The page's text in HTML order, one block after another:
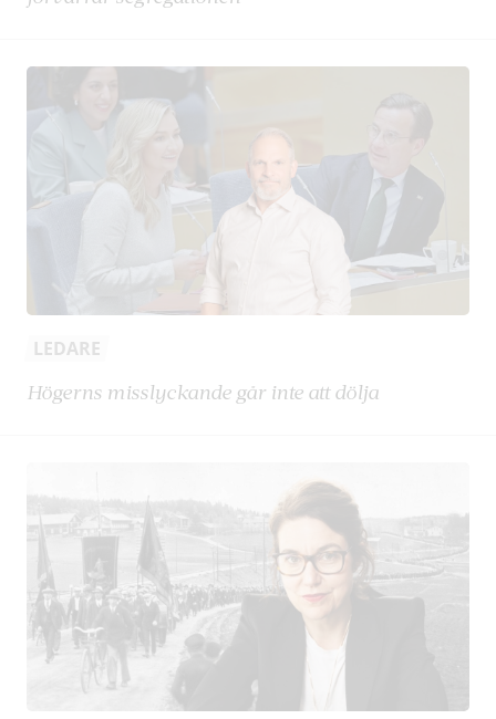
LEDARE
Högerns misslyckande går inte att dölja